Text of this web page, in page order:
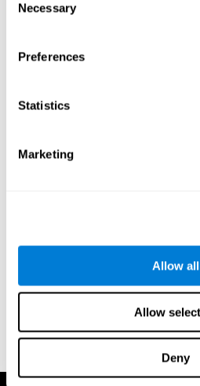
Selection
Necessary
Preferences
Statistics
Marketing
Allow all
Allow
Deny
如何改善你的估計能
與許多其他認知能力一樣，CogniFit
CogniFit 的認知刺激練習可以幫助
腦功能。 研究
告訴我們
應用估計能力中使用的神經迴路時，
測和估計未來事件和位置的能力。
系統可精確評估估計能力、計劃能力
知技能。 根據這些結果，程序會自
持續而勤奮的訓練是刺激和改善與估
鍵。 CogniFit 被全世界的醫學和科學
天訓練15 分鐘，每週 2-3 次。
該程序可通過 Android 和 Apple 設備
互動性強，讓大腦訓練變得有趣。
一張包含您的認知進度的詳細圖表。